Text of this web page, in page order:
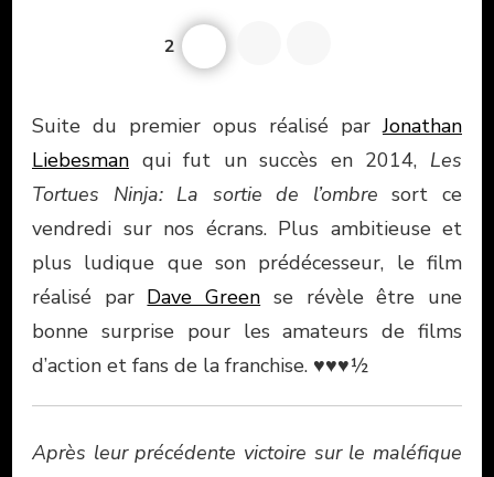
2
Suite du premier opus réalisé parJonathan
Liebesman qui fut un succès en 2014, Les
Tortues Ninja: La sortie de l’ombre sort ce
vendredi sur nos écrans. Plus ambitieuse et
plus ludique que son prédécesseur, le film
réalisé par Dave Green se révèle être une
bonne surprise pour les amateurs de films
d’action et fans de la franchise. ♥♥♥½
Après leur précédente victoire sur le maléfique